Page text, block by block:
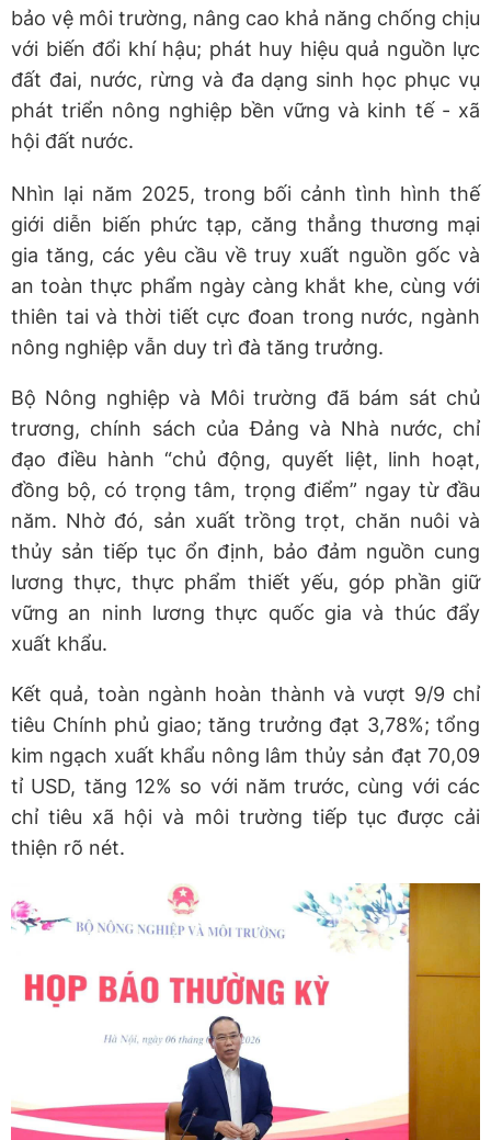
bảo vệ môi trường, nâng cao khả năng chống chịu
với biến đổi khí hậu; phát huy hiệu quả nguồn lực
đất đai, nước, rừng và đa dạng sinh học phục vụ
phát triển nông nghiệp bền vững và kinh tế - xã
hội đất nước.
Nhìn lại năm 2025, trong bối cảnh tình hình thế
giới diễn biến phức tạp, căng thẳng thương mại
gia tăng, các yêu cầu về truy xuất nguồn gốc và
an toàn thực phẩm ngày càng khắt khe, cùng với
thiên tai và thời tiết cực đoan trong nước, ngành
nông nghiệp vẫn duy trì đà tăng trưởng.
Bộ Nông nghiệp và Môi trường đã bám sát chủ
trương, chính sách của Đảng và Nhà nước, chỉ
đạo điều hành “chủ động, quyết liệt, linh hoạt,
đồng bộ, có trọng tâm, trọng điểm” ngay từ đầu
năm. Nhờ đó, sản xuất trồng trọt, chăn nuôi và
thủy sản tiếp tục ổn định, bảo đảm nguồn cung
lương thực, thực phẩm thiết yếu, góp phần giữ
vững an ninh lương thực quốc gia và thúc đẩy
xuất khẩu.
Kết quả, toàn ngành hoàn thành và vượt 9/9 chỉ
tiêu Chính phủ giao; tăng trưởng đạt 3,78%; tổng
kim ngạch xuất khẩu nông lâm thủy sản đạt 70,09
tỉ USD, tăng 12% so với năm trước, cùng với các
chỉ tiêu xã hội và môi trường tiếp tục được cải
thiện rõ nét.